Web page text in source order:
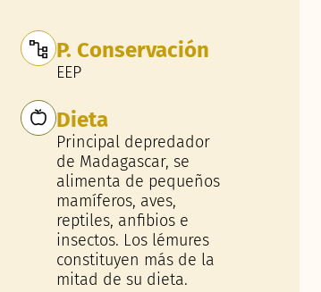
P. Conservación
EEP
Dieta
Principal depredador
de Madagascar, se
alimenta de pequeños
mamíferos, aves,
reptiles, anfibios e
insectos. Los lémures
constituyen más de la
mitad de su dieta.